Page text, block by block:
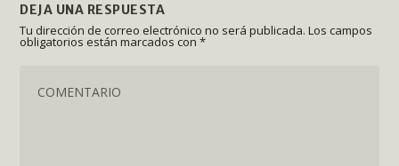
DEJA UNA RESPUESTA
Tu dirección de correo electrónico no será publicada. Los campos
obligatorios están marcados con*